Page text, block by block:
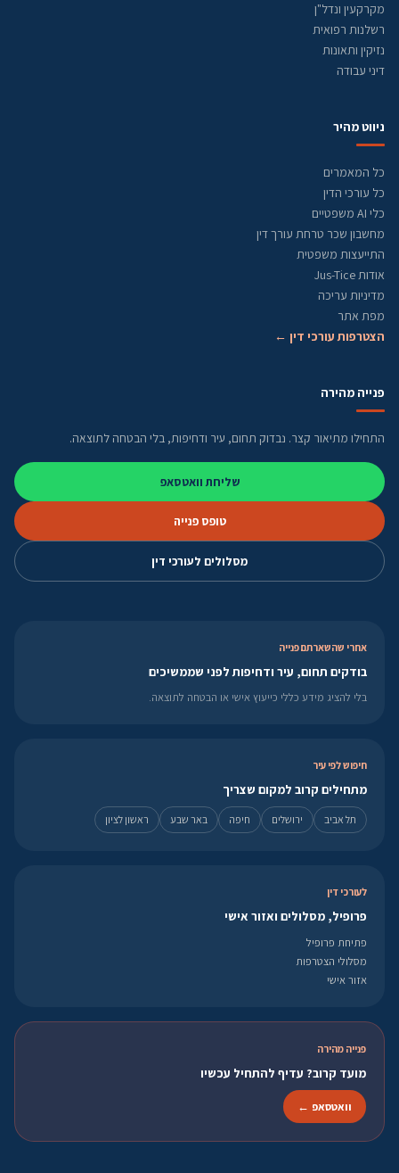
מקרקעין ונדל"ן
רשלנות רפואית
נזיקין ותאונות
דיני עבודה
ניווט מהיר
כל המאמרים
כל עורכי הדין
כלי AI משפטיים
מחשבון שכר טרחת עורך דין
התייעצות משפטית
אודות Jus-Tice
מדיניות עריכה
מפת אתר
הצטרפות עורכי דין ←
פנייה מהירה
התחילו מתיאור קצר. נבדוק תחום, עיר ודחיפות, בלי הבטחה לתוצאה.
שליחת וואטסאפ
טופס פנייה
מסלולים לעורכי דין
אחרי שהשארתם פנייה
בודקים תחום, עיר ודחיפות לפני שממשיכים
בלי להציג מידע כללי כייעוץ אישי או הבטחה לתוצאה.
חיפוש לפי עיר
מתחילים קרוב למקום שצריך
תל אביב ירושלים חיפה באר שבע ראשון לציון
לעורכי דין
פרופיל, מסלולים ואזור אישי
פתיחת פרופיל
מסלולי הצטרפות
אזור אישי
פנייה מהירה
מועד קרוב? עדיף להתחיל עכשיו
וואטסאפ ←